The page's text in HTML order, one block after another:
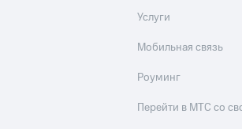
Услуги
Мобильная связь
Роуминг
Перейти в МТС со